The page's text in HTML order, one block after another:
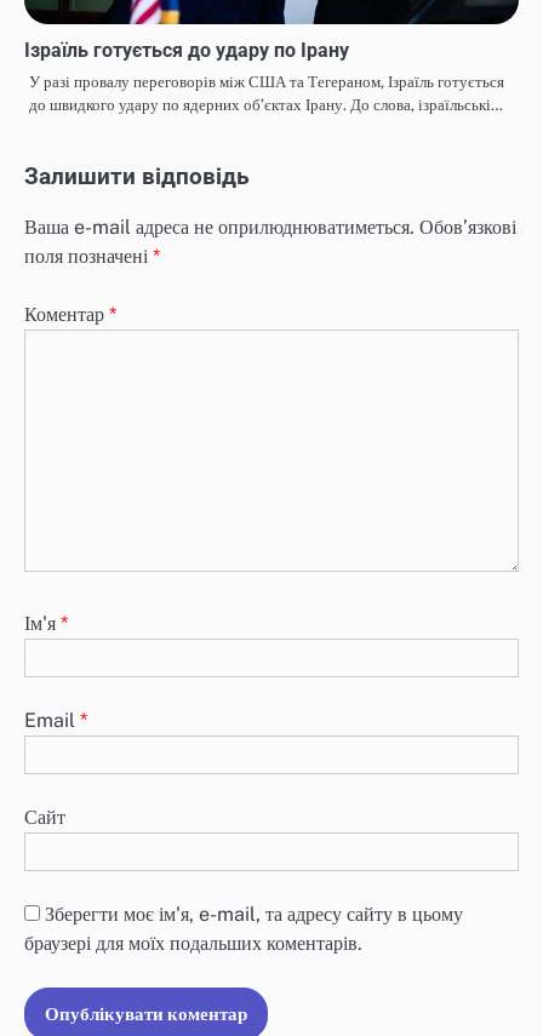
Ізраїль готується до удару по Ірану
У разі провалу переговорів між США та Тегераном, Ізраїль готується
до швидкого удару по ядерних об’єктах Ірану. До слова, ізраїльські…
Залишити відповідь
Ваша e-mail адреса не оприлюднюватиметься. Обов’язкові
поля позначені *
Коментар *
Ім'я *
Email *
Сайт
Зберегти моє ім'я, e-mail, та адресу сайту в цьому
браузері для моїх подальших коментарів.